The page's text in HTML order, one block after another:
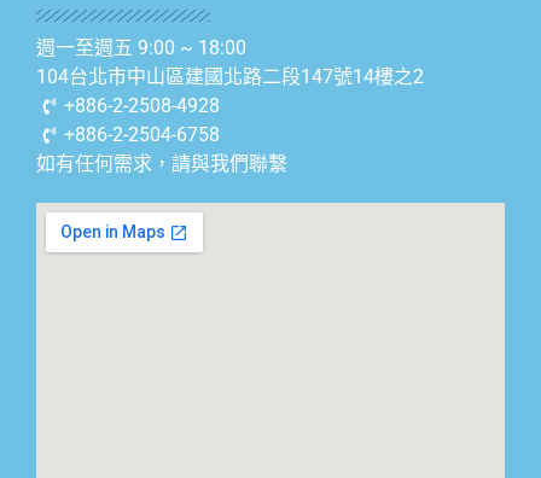
週一至週五 9:00 ~ 18:00
104台北市中山區建國北路二段147號14樓之2
+886-2-2508-4928
+886-2-2504-6758
如有任何需求，請與我們聯繫